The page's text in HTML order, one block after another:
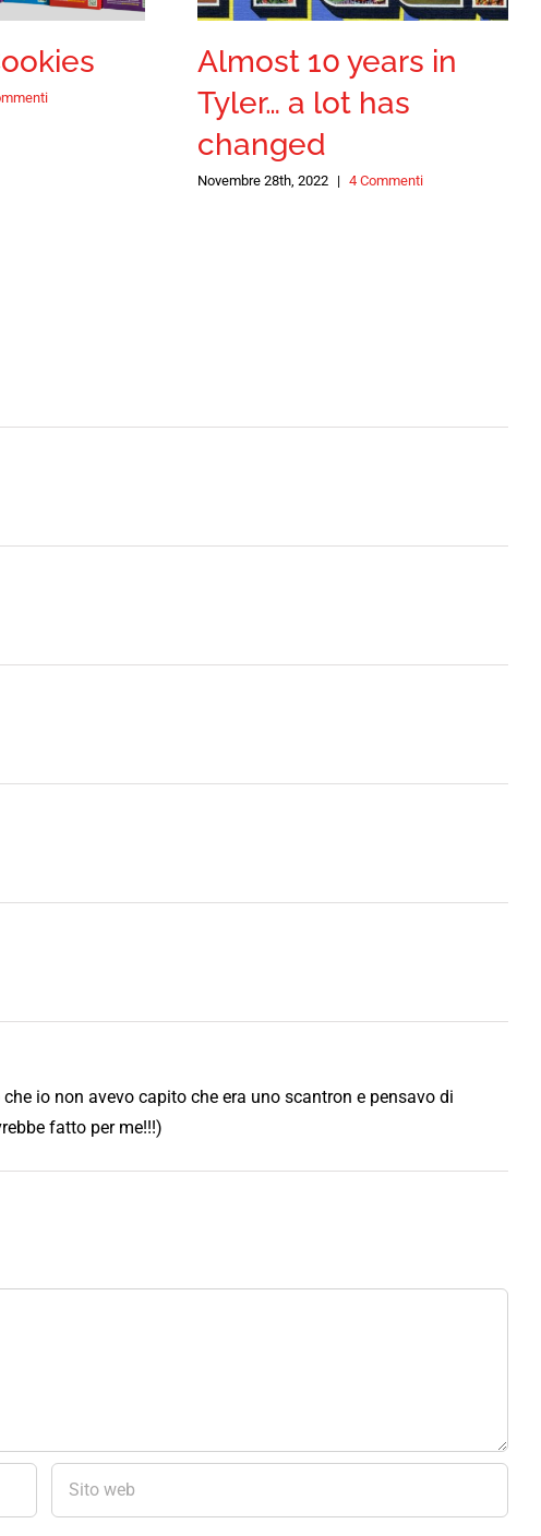
Almost 10 years in
Tyler… a lot has
changed
Novembre 28th, 2022 | 4 Commenti
io non avevo capito che era uno scantron e pensavo di
fatto per me!!!)